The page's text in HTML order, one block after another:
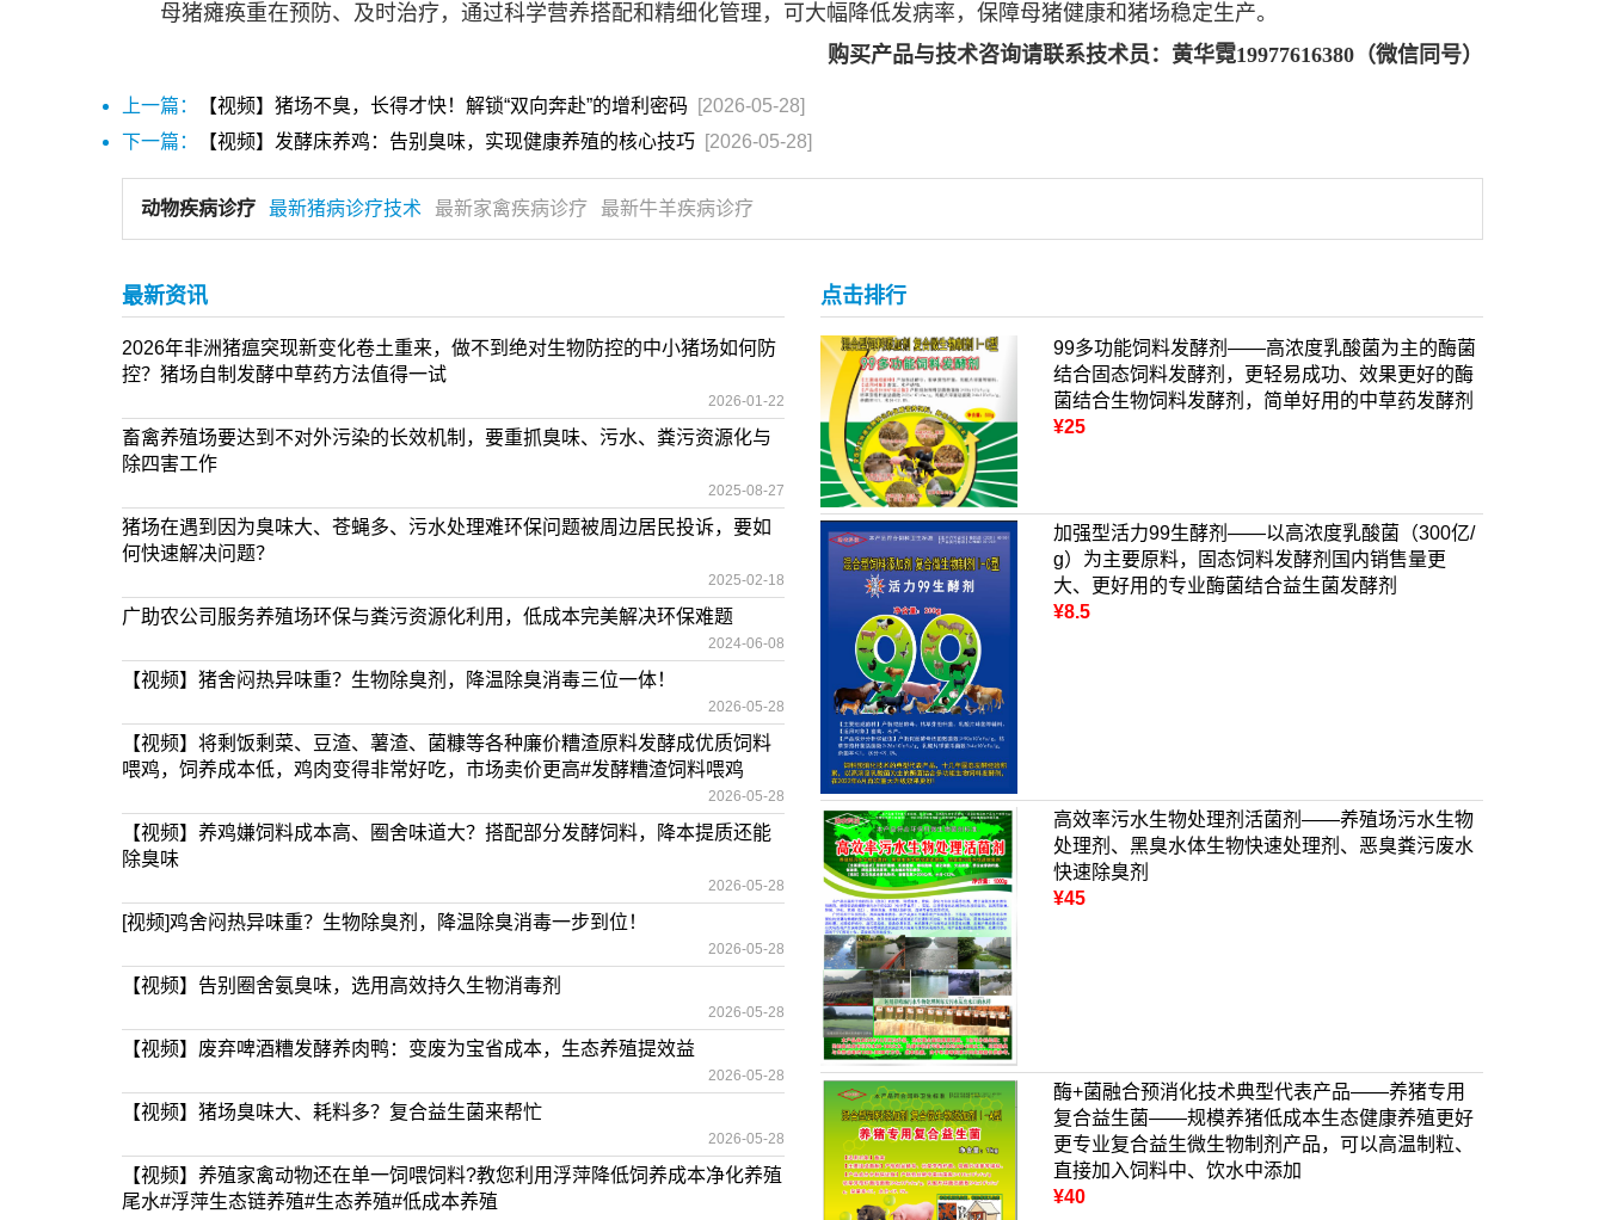
母猪瘫痪重在预防、及时治疗，通过科学营养搭配和精细化管理，可大幅降低发病率，保障母猪健康和猪场稳定生产。
购买产品与技术咨询请联系技术员：黄华霓19977616380（微信同号）
上一篇： 【视频】猪场不臭，长得才快！解锁“双向奔赴”的增利密码
[2026-05-28]
下一篇：
【视频】发酵床养鸡：告别臭味，实现健康养殖的核心技巧 [2026-05-28]
动物疾病诊疗 最新猪病诊疗技术 最新家禽疾病诊疗 最新牛羊疾病诊疗
最新资讯
2026年非洲猪瘟突现新变化卷土重来，做不到绝对生物防控的中小猪场如何防
控？猪场自制发酵中草药方法值得一试
2026-01-22
畜禽养殖场要达到不对外污染的长效机制，要重抓臭味、污水、粪污资源化与
除四害工作
2025-08-27
猪场在遇到因为臭味大、苍蝇多、污水处理难环保问题被周边居民投诉，要如
何快速解决问题？
2025-02-18
广助农公司服务养殖场环保与粪污资源化利用，低成本完美解决环保难题
2024-06-08
【视频】猪舍闷热异味重？生物除臭剂，降温除臭消毒三位一体！
2026-05-28
【视频】将剩饭剩菜、豆渣、薯渣、菌糠等各种廉价糟渣原料发酵成优质饲料
喂鸡，饲养成本低，鸡肉变得非常好吃，市场卖价更高#发酵糟渣饲料喂鸡
2026-05-28
【视频】养鸡嫌饲料成本高、圈舍味道大？搭配部分发酵饲料，降本提质还能
除臭味
2026-05-28
[视频]鸡舍闷热异味重？生物除臭剂，降温除臭消毒一步到位！
2026-05-28
【视频】告别圈舍氨臭味，选用高效持久生物消毒剂
2026-05-28
【视频】废弃啤酒糟发酵养肉鸭：变废为宝省成本，生态养殖提效益
2026-05-28
【视频】猪场臭味大、耗料多？复合益生菌来帮忙
2026-05-28
【视频】养殖家禽动物还在单一饲喂饲料?教您利用浮萍降低饲养成本净化养殖
尾水#浮萍生态链养殖#生态养殖#低成本养殖
点击排行
99多功能饲料发酵剂——高浓度乳酸菌为主的酶菌
结合固态饲料发酵剂，更轻易成功、效果更好的酶
菌结合生物饲料发酵剂，简单好用的中草药发酵剂
¥25
加强型活力99生酵剂——以高浓度乳酸菌（300亿/
g）为主要原料，固态饲料发酵剂国内销售量更
大、更好用的专业酶菌结合益生菌发酵剂
¥8.5
高效率污水生物处理剂活菌剂——养殖场污水生物
处理剂、黑臭水体生物快速处理剂、恶臭粪污废水
快速除臭剂
¥45
酶+菌融合预消化技术典型代表产品——养猪专用
复合益生菌——规模养猪低成本生态健康养殖更好
更专业复合益生微生物制剂产品，可以高温制粒、
直接加入饲料中、饮水中添加
¥40